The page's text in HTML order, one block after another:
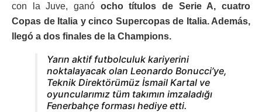
con la Juve, ganó ocho títulos de Serie A, cuatro
Copas de Italia y cinco Supercopas de Italia. Además,
llegó a dos finales de la Champions.
Yarın aktif futbolculuk kariyerini
noktalayacak olan Leonardo Bonucci’ye,
Teknik Direktörümüz İsmail Kartal ve
oyuncularımız tüm takımın imzaladığı
Fenerbahçe forması hediye etti.